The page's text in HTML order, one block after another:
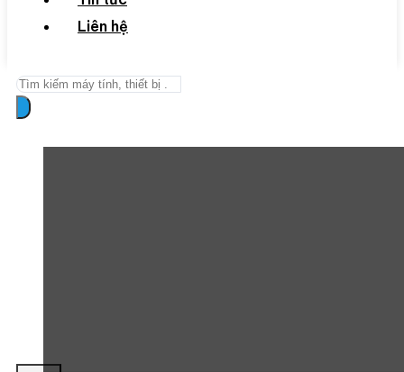
Liên hệ
Search
...